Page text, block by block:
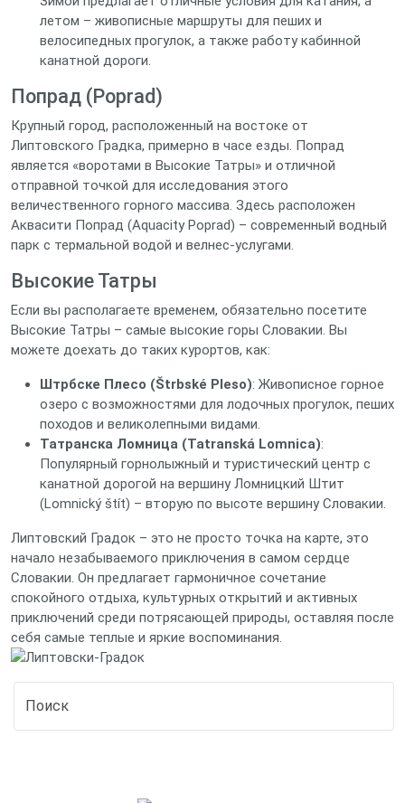
летом – живописные маршруты для пеших и
велосипедных прогулок, а также работу кабинной
канатной дороги.
Попрад (Poprad)
Крупный город, расположенный на востоке от
Липтовского Градка, примерно в часе езды. Попрад
является «воротами в Высокие Татры» и отличной
отправной точкой для исследования этого
величественного горного массива. Здесь расположен
Аквасити Попрад (Aquacity Poprad) – современный водный
парк с термальной водой и велнес-услугами.
Высокие Татры
Если вы располагаете временем, обязательно посетите
Высокие Татры – самые высокие горы Словакии. Вы
можете доехать до таких курортов, как:
Штрбске Плесо (Štrbské Pleso): Живописное горное
озеро с возможностями для лодочных прогулок, пеших
походов и великолепными видами.
Татранска Ломница (Tatranská Lomnica):
Популярный горнолыжный и туристический центр с
канатной дорогой на вершину Ломницкий Штит
(Lomnický štít) – вторую по высоте вершину Словакии.
Липтовский Градок – это не просто точка на карте, это
начало незабываемого приключения в самом сердце
Словакии. Он предлагает гармоничное сочетание
спокойного отдыха, культурных открытий и активных
приключений среди потрясающей природы, оставляя после
себя самые теплые и яркие воспоминания.